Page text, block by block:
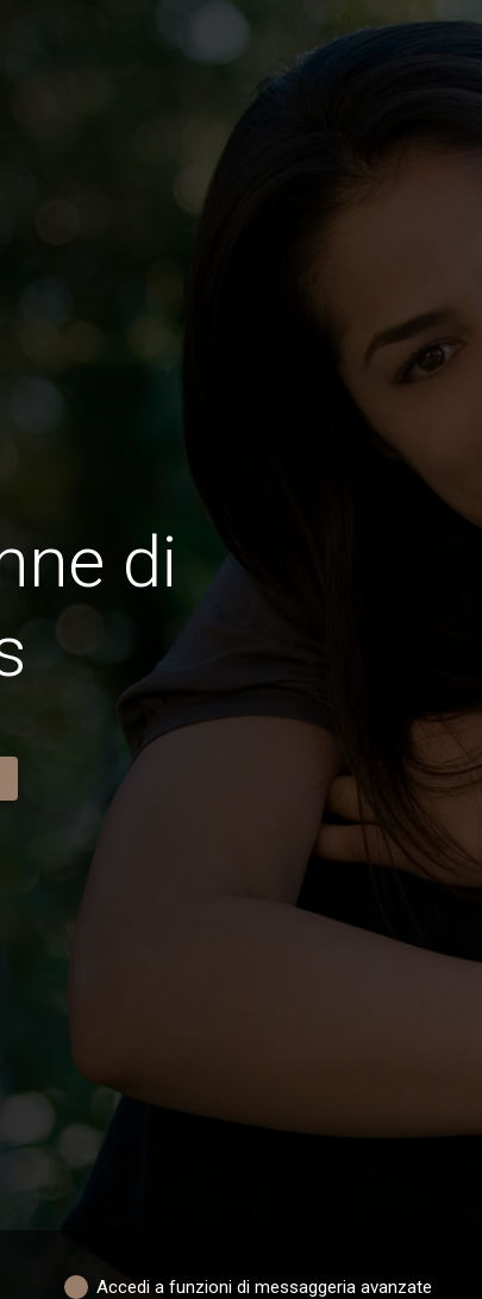
di
Accedi a funzioni di messaggeria avanzate